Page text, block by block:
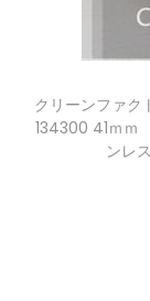
クリーンファク
134300 41ｍ
ンレ